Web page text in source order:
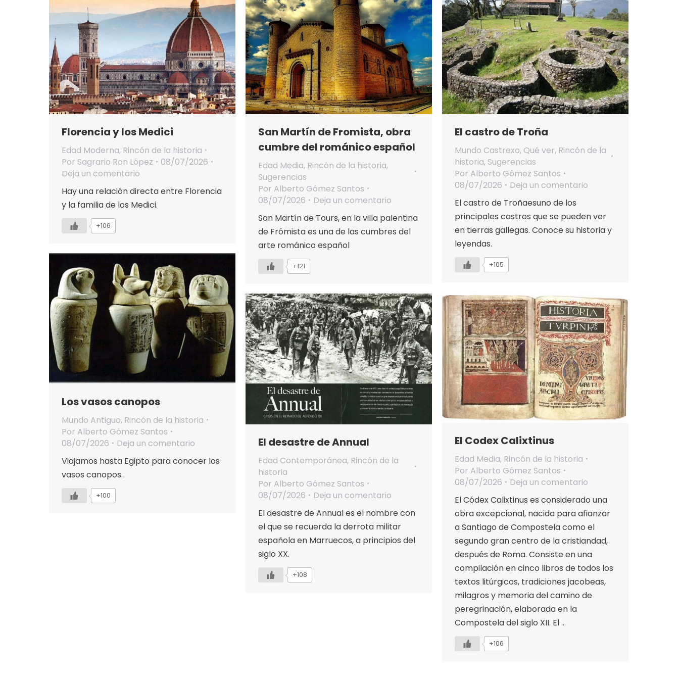
Florencia y los Medici
Edad Moderna, Rincón de la historia
Por Sagrario Ron López
08/07/2026
Deja un comentario
Hay una relación directa entre Florencia
y la familia de los Medici.
+106
San Martín de Fromista, obra
cumbre del románico español
Edad Media, Rincón de la historia,
Sugerencias
Por Alberto Gómez Santos
08/07/2026
Deja un comentario
San Martín de Tours, en la villa palentina
de Frómista es una de las cumbres del
arte románico español
+121
El castro de Troña
Mundo Castrexo, Qué ver, Rincón de la
historia, Sugerencias
Por Alberto Gómez Santos
08/07/2026
Deja un comentario
El castro de Troñaesuno de los
principales castros que se pueden ver
en tierras gallegas. Conoce su historia y
leyendas.
+105
Los vasos canopos
Mundo Antiguo, Rincón de la historia
Por Alberto Gómez Santos
08/07/2026
Deja un comentario
Viajamos hasta Egipto para conocer los
vasos canopos.
+100
El Codex Calixtinus
Edad Media, Rincón de la historia
Por Alberto Gómez Santos
08/07/2026
Deja un comentario
El Códex Calixtinus es considerado una
obra excepcional, nacida para afianzar
a Santiago de Compostela como el
segundo gran centro de la cristiandad,
después de Roma. Consiste en una
compilación en cinco libros de todos los
textos litúrgicos, tradiciones jacobeas,
milagros y memoria del camino de
peregrinación, elaborada en la
Compostela del siglo XII. El …
+106
El desastre de Annual
Edad Contemporánea, Rincón de la
historia
Por Alberto Gómez Santos
08/07/2026
Deja un comentario
El desastre de Annual es el nombre con
el que se recuerda la derrota militar
española en Marruecos, a principios del
siglo XX.
+108